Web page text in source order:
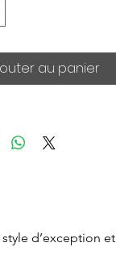
au panier
d’exception et